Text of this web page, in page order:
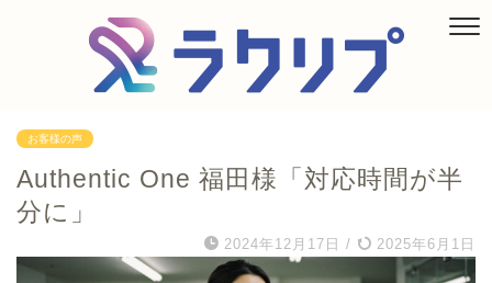
お客様の声
Authentic One 福田様「対応時間が半
分に」
2024年12月17日 / 2025年6月1日